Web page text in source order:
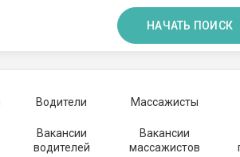
НАЧАТЬ ПОИСК
Водители Массажисты
Вакансии
водителей
Вакансии
массажистов